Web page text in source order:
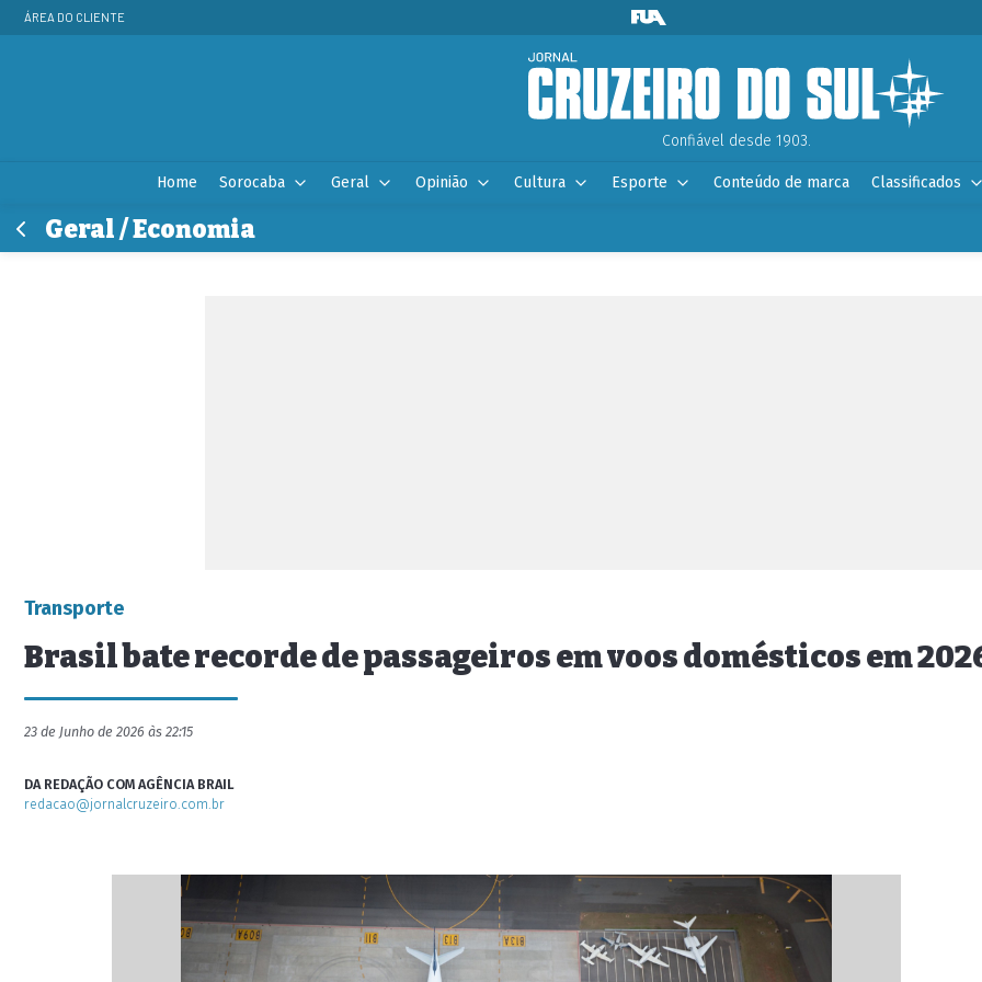
ÁREA DO CLIENTE
Confiável desde 1903.
Home Sorocaba Geral Opinião Cultura Esporte Conteúdo de marca Classificados
Geral / Economia
Transporte
Brasil bate recorde de passageiros em voos domésticos em
23 de Junho de 2026 às 22:15
DA REDAÇÃO COM AGÊNCIA BRAIL
redacao@jornalcruzeiro.com.br